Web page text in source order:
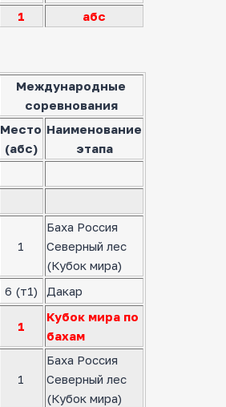
1 абс
Международные
соревнования
Место
(абс)
Наименование
этапа
1
Баха Россия
Северный лес
(Кубок мира)
6 (т1)
Дакар
1
Кубок мира по
бахам
1
Баха Россия
Северный лес
(Кубок мира)